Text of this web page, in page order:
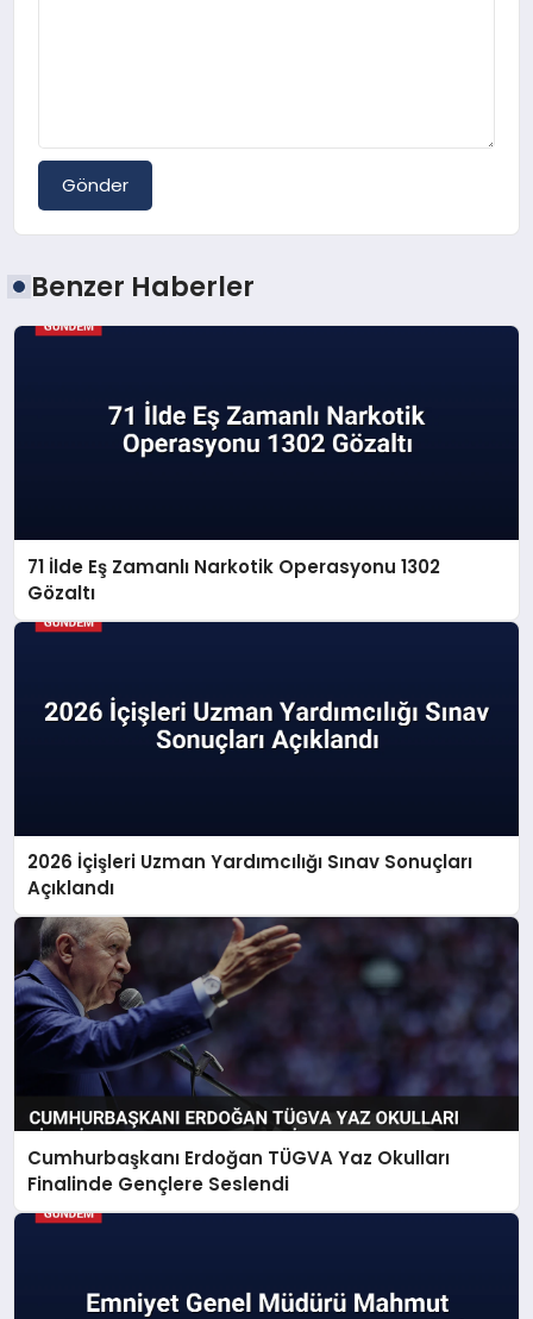
Gönder
Benzer Haberler
71 İlde Eş Zamanlı Narkotik Operasyonu 1302
Gözaltı
2026 İçişleri Uzman Yardımcılığı Sınav Sonuçları
Açıklandı
Cumhurbaşkanı Erdoğan TÜGVA Yaz Okulları
Finalinde Gençlere Seslendi